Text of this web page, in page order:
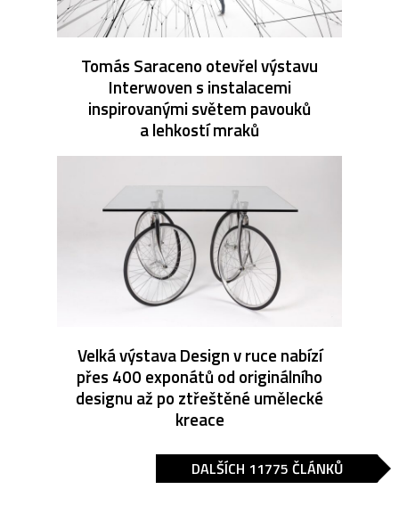
Tomás Saraceno otevřel výstavu
Interwoven s instalacemi
inspirovanými světem pavouků
a lehkostí mraků
Velká výstava Design v ruce nabízí
přes 400 exponátů od originálního
designu až po ztřeštěné umělecké
kreace
DALŠÍCH 11775 ČLÁNKŮ